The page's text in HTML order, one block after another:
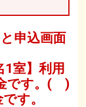
申込画面
1室】利用
す。 ( )
す。